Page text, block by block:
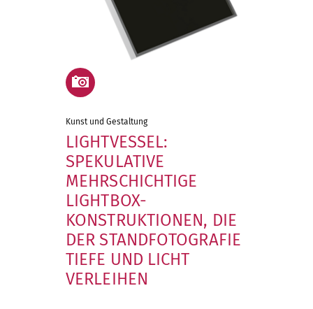
LIGHTVESSEL:
SPEKULATIVE
MEHRSCHICHTIGE
LIGHTBOX-
KONSTRUKTIONEN, DIE
DER STANDFOTOGRAFIE
TIEFE UND LICHT
VERLEIHEN
Kunst und Gestaltung